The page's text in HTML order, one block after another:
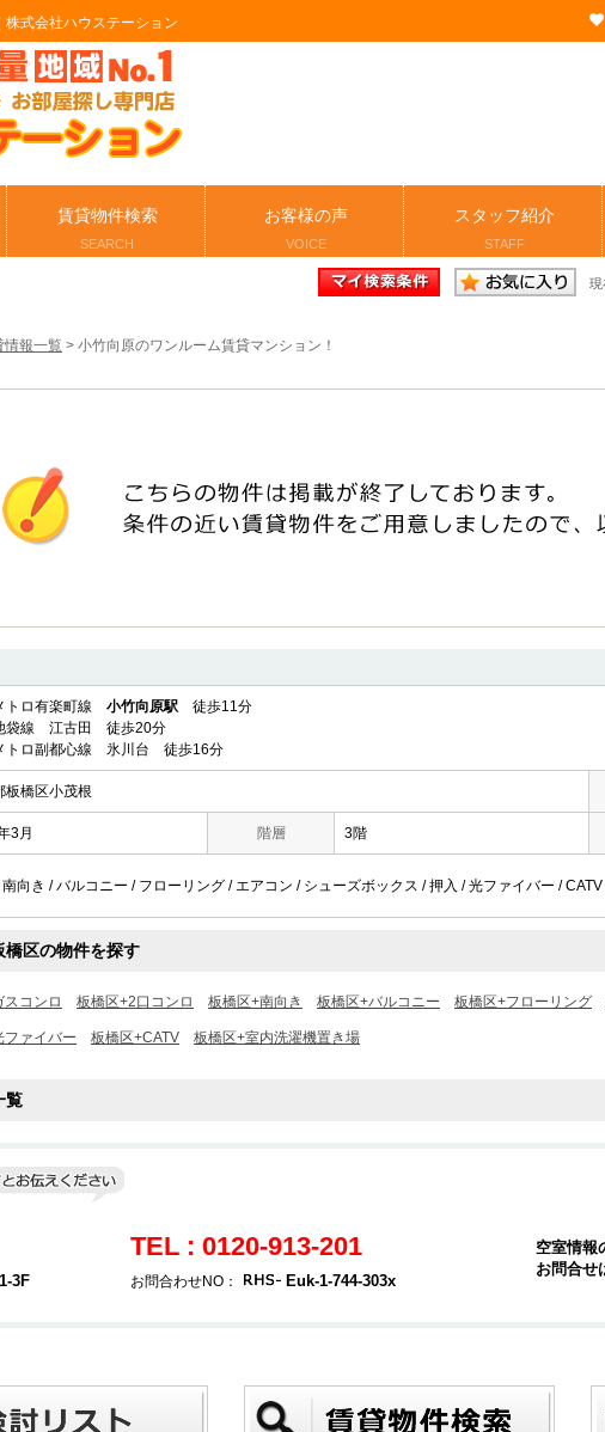
式会社ハウステーション
賃貸物件検索
SEARCH
お客様の声
VOICE
スタッフ紹介
STAFF
現
情報一覧 > 小竹向原のワンルーム賃貸マンション！
トロ有楽町線 小竹向原駅 徒歩11分
袋線 江古田 徒歩20分
トロ副都心線 氷川台 徒歩16分
板橋区小茂根
3月 階層 3階
向き / バルコニー / フローリング / エアコン / シューズボックス / 押入 / 光ファイバー /
橋区の物件を探す
コンロ 板橋区+2口コンロ 板橋区+南向き 板橋区+バルコニー 板橋区+フローリング
ファイバー 板橋区+CATV 板橋区+室内洗濯機置き場
覧
3F
TEL : 0120-913-201
お問合わせNO： Euk-1-744-303x
空室情報
お問合せ